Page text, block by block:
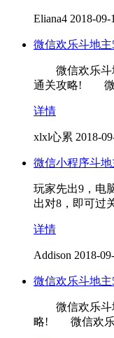
Eliana4 2018-09-
微信欢乐斗地
微信欢乐斗地
通关攻略! 微
详情
xlxl心累 2018-
微信小程序斗
玩家先出9，电
出对8，即可过
详情
Addison 2018-
微信欢乐斗地
微信欢乐斗地
略! 微信欢乐